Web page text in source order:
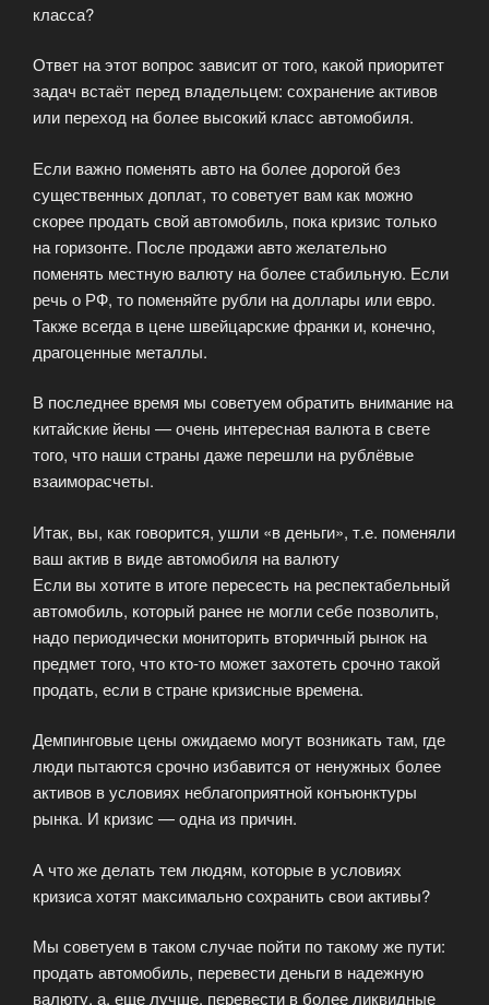
класса?
Ответ на этот вопрос зависит от того, какой приоритет
задач встаёт перед владельцем: сохранение активов
или переход на более высокий класс автомобиля.
Если важно поменять авто на более дорогой без
существенных доплат, то советует вам как можно
скорее продать свой автомобиль, пока кризис только
на горизонте. После продажи авто желательно
поменять местную валюту на более стабильную. Если
речь о РФ, то поменяйте рубли на доллары или евро.
Также всегда в цене швейцарские франки и, конечно,
драгоценные металлы.
В последнее время мы советуем обратить внимание на
китайские йены — очень интересная валюта в свете
того, что наши страны даже перешли на рублёвые
взаиморасчеты.
Итак, вы, как говорится, ушли «в деньги», т.е. поменяли
ваш актив в виде автомобиля на валюту
Если вы хотите в итоге пересесть на респектабельный
автомобиль, который ранее не могли себе позволить,
надо периодически мониторить вторичный рынок на
предмет того, что кто-то может захотеть срочно такой
продать, если в стране кризисные времена.
Демпинговые цены ожидаемо могут возникать там, где
люди пытаются срочно избавится от ненужных более
активов в условиях неблагоприятной конъюнктуры
рынка. И кризис — одна из причин.
А что же делать тем людям, которые в условиях
кризиса хотят максимально сохранить свои активы?
Мы советуем в таком случае пойти по такому же пути:
продать автомобиль, перевести деньги в надежную
валюту, а, еще лучше, перевести в более ликвидные